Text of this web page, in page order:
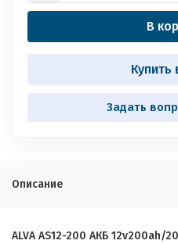
В
Купить
Задать
Описание
ALVA AS12-200 АКБ 12v200ah/